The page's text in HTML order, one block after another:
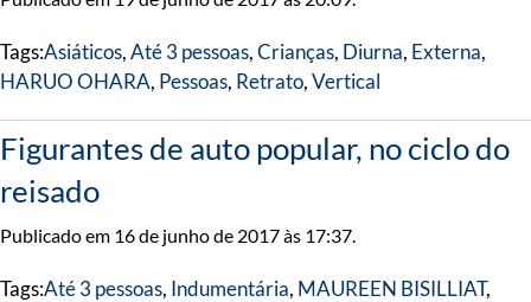
Tags:Asiáticos,Até 3 pessoas,Crianças, Diurna, Externa,
HARUO OHARA, Pessoas, Retrato,Vertical
Figurantes de auto popular, no ciclo do
reisado
Publicado em 16 de junho de 2017 às 17:37.
Tags:Até 3 pessoas, Indumentária, MAUREEN BISILLIAT,